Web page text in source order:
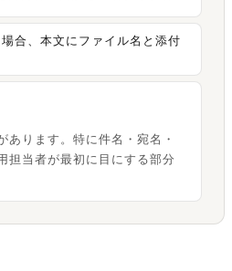
合、本文にファイル名と添付
あります。特に件名・宛名・
担当者が最初に目にする部分